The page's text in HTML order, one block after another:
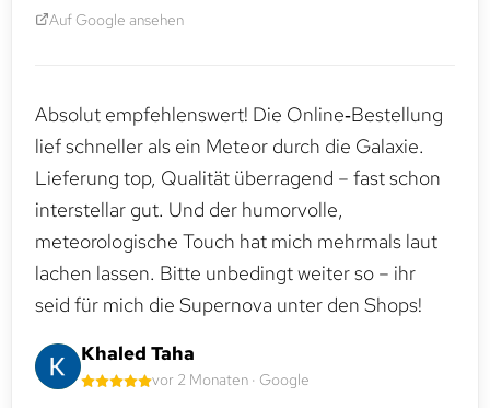
Auf Google ansehen
Absolut empfehlenswert! Die Online‑Bestellung
lief schneller als ein Meteor durch die Galaxie.
Lieferung top, Qualität überragend – fast schon
interstellar gut. Und der humorvolle,
meteorologische Touch hat mich mehrmals laut
lachen lassen. Bitte unbedingt weiter so – ihr
seid für mich die Supernova unter den Shops!
Khaled Taha
vor 2 Monaten · Google